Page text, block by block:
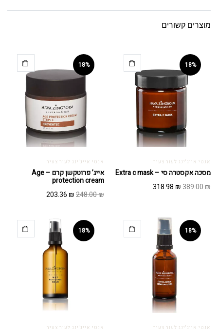
מוצרים קשורים
18%
אנטי אייג'ינג לעור צעיר
מסכה אקסטרה סי – Extra c mask
389.00₪
המחיר
389.00 ₪.
318.98 ₪
המחיר
18%
אנטי אייג'ינג לעור צעיר
אייג’ פרוטקשן קרם – Age
protection cream
248.00₪
המחיר
248.00 ₪.
203.36 ₪
המחיר
203.36 ₪.
18%
אנטי אייג'ינג לעור צעיר
18%
אנטי אייג'ינג לעור צעיר